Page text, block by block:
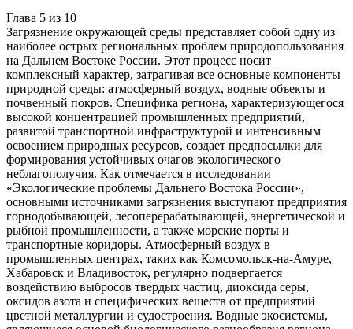
Глава 5 из 10
Загрязнение окружающей среды представляет собой одну из
наиболее острых региональных проблем природопользования
на Дальнем Востоке России. Этот процесс носит
комплексный характер, затрагивая все основные компоненты
природной среды: атмосферный воздух, водные объекты и
почвенный покров. Специфика региона, характеризующегося
высокой концентрацией промышленных предприятий,
развитой транспортной инфраструктурой и интенсивным
освоением природных ресурсов, создает предпосылки для
формирования устойчивых очагов экологического
неблагополучия. Как отмечается в исследовании
«Экологические проблемы Дальнего Востока России»,
основными источниками загрязнения выступают предприятия
горнодобывающей, лесоперерабатывающей, энергетической и
рыбной промышленности, а также морские порты и
транспортные коридоры. Атмосферный воздух в
промышленных центрах, таких как Комсомольск-на-Амуре,
Хабаровск и Владивосток, регулярно подвергается
воздействию выбросов твердых частиц, диоксида серы,
оксидов азота и специфических веществ от предприятий
цветной металлургии и судостроения. Водные экосистемы,